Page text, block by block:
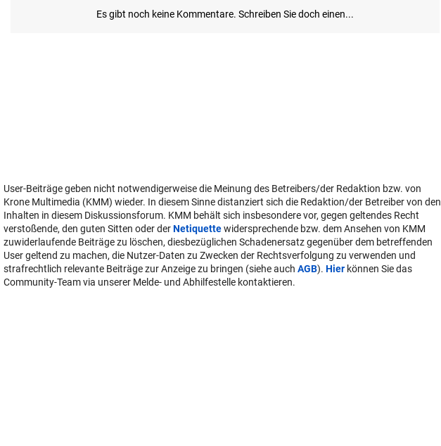
User-Beiträge geben nicht notwendigerweise die Meinung des Betreibers/der Redaktion bzw. von
Krone Multimedia (KMM) wieder. In diesem Sinne distanziert sich die Redaktion/der Betreiber von den
Inhalten in diesem Diskussionsforum. KMM behält sich insbesondere vor, gegen geltendes Recht
verstoßende, den guten Sitten oder derNetiquettewidersprechende bzw. dem Ansehen von KMM
zuwiderlaufende Beiträge zu löschen, diesbezüglichen Schadenersatz gegenüber dem betreffenden
User geltend zu machen, die Nutzer-Daten zu Zwecken der Rechtsverfolgung zu verwenden und
strafrechtlich relevante Beiträge zur Anzeige zu bringen (siehe auch AGB). Hier können Sie das
Community-Team via unserer Melde- und Abhilfestelle kontaktieren.